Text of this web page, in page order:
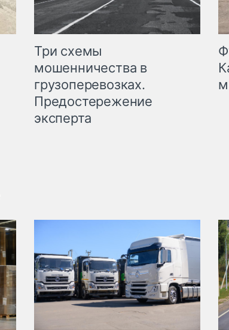
Три схемы
мошенничества в
грузоперевозках.
Предостережение
эксперта